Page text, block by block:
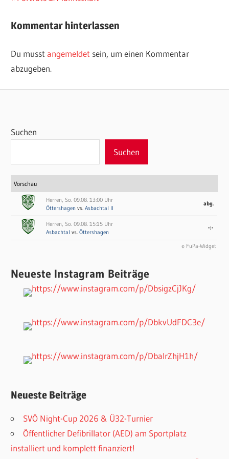
Kommentar hinterlassen
Du musstangemeldet sein, um einen Kommentar
abzugeben.
Suchen
Suchen
Vorschau
Herren, So. 09.08. 13:00 Uhr
Öttershagenvs.Asbachtal II
abg.
Herren, So. 09.08. 15:15 Uhr
Asbachtal vs.Öttershagen
-:-
© FuPa-Widget
Neueste Instagram Beiträge
Neueste Beiträge
SVÖ Night-Cup 2026 & Ü32-Turnier
Öffentlicher Defibrillator (AED) am Sportplatz
installiert und komplett finanziert!